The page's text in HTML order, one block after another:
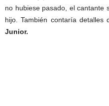
no hubiese pasado, el cantante
hijo. También contaría
Junior.